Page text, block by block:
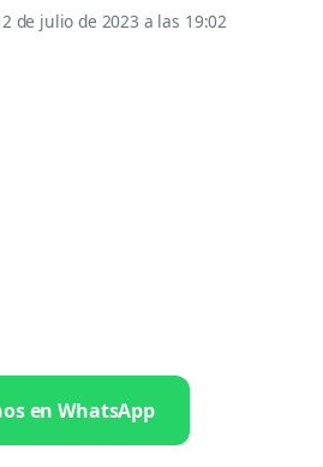
de julio de 2023 a las 19:02
en WhatsApp